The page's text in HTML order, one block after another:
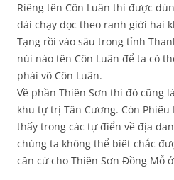
Riêng tên Côn Luân thì được
dài chạy dọc theo ranh giới hai
Tạng rồi vào sâu trong tỉnh
núi nào tên Côn Luân để ta có
phái võ Côn Luân.
Về phần Thiên Sơn thì đó cũng
khu tự trị Tân Cương. Còn
thấy trong các tự điển về địa
chúng ta không thể biết chắc
căn cứ cho Thiên Sơn Đồng Mỗ